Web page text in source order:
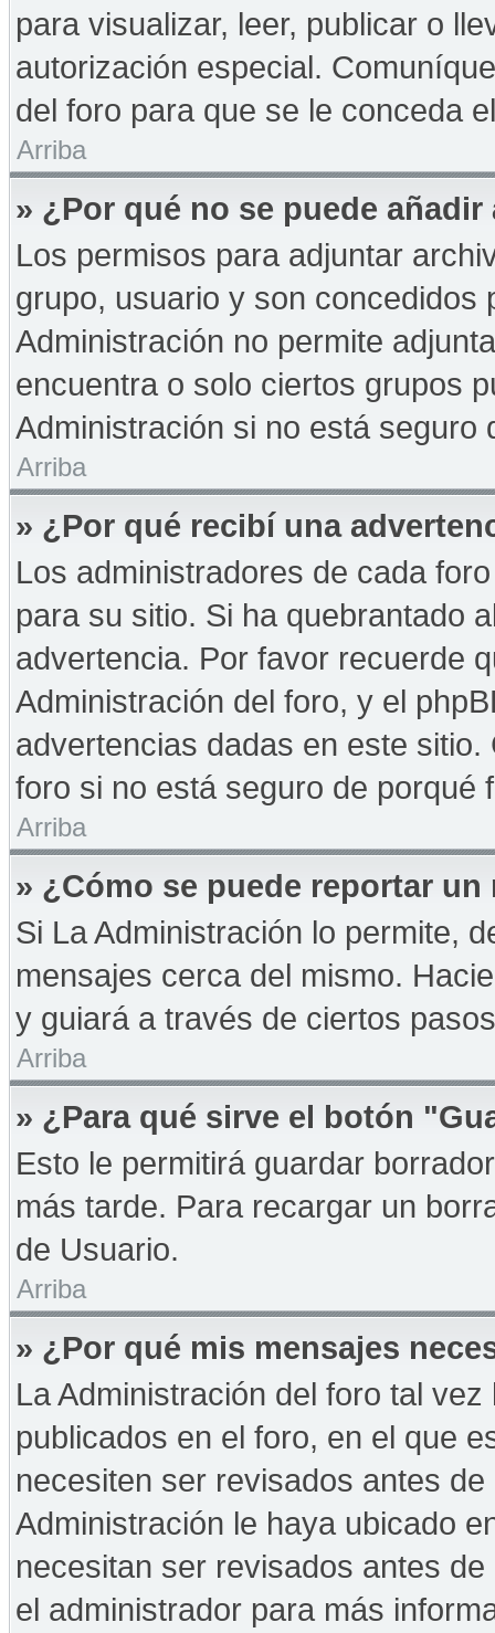
para visualizar, leer, publicar o
autorización especial.
del foro para que se le conceda
Arriba
» ¿Por qué no se puede
Los permisos para adjuntar
grupo, usuario y son concedidos
Administración no permite
encuentra o solo ciertos grupos
Administración si no está seguro
Arriba
» ¿Por qué recibí una
Los administradores de cada
para su sitio. Si ha quebrantado
advertencia. Por favor recuerde
Administración del foro, y el
advertencias dadas en este
foro si no está seguro de porqué
Arriba
» ¿Cómo se puede reportar
Si La Administración lo permite,
mensajes cerca del mismo.
y guiará a través de ciertos
Arriba
» ¿Para qué sirve el botón
Esto le permitirá guardar
más tarde. Para recargar un
de Usuario.
Arriba
» ¿Por qué mis mensajes
La Administración del foro tal
publicados en el foro, en el que
necesiten ser revisados antes
Administración le haya ubicado
necesitan ser revisados antes
el administrador para más